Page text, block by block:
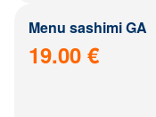
Menu sashimi GA
19.00 €